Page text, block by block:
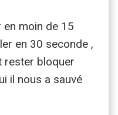
en moin de 15
en 30 seconde ,
rester bloquer
il nous a sauvé